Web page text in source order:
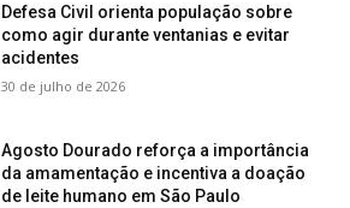
Defesa Civil orienta população sobre
como agir durante ventanias e evitar
acidentes
30 de julho de 2026
Agosto Dourado reforça a importância
da amamentação e incentiva a doação
de leite humano em São Paulo